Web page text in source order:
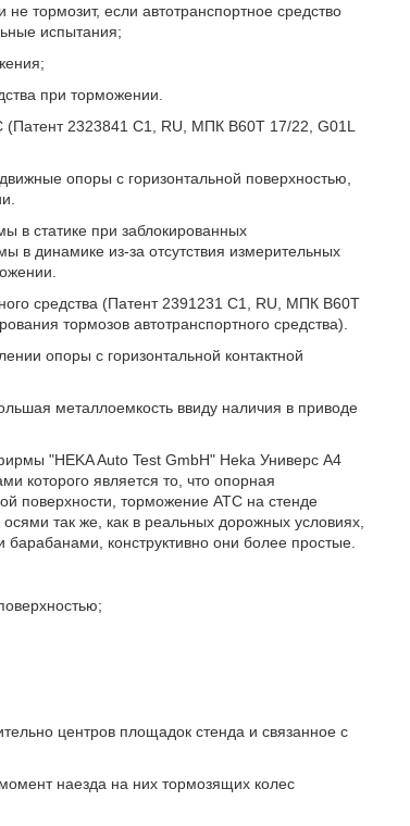
тормозит, если автотранспортное средство
испытания;
при торможении.
2323841 C1, RU, МПК B60T 17/22, G01L
опоры с горизонтальной поверхностью,
в статике при заблокированных
в динамике из-за отсутствия измерительных
средства (Патент 2391231 C1, RU, МПК B60T
тормозов автотранспортного средства).
опоры с горизонтальной контактной
металлоемкость ввиду наличия в приводе
"HEKA Auto Test GmbH" Heka Универс A4
которого является то, что опорная
поверхности, торможение АТС на стенде
так же, как в реальных дорожных условиях,
конструктивно они более простые.
центров площадок стенда и связанное с
наезда на них тормозящих колес